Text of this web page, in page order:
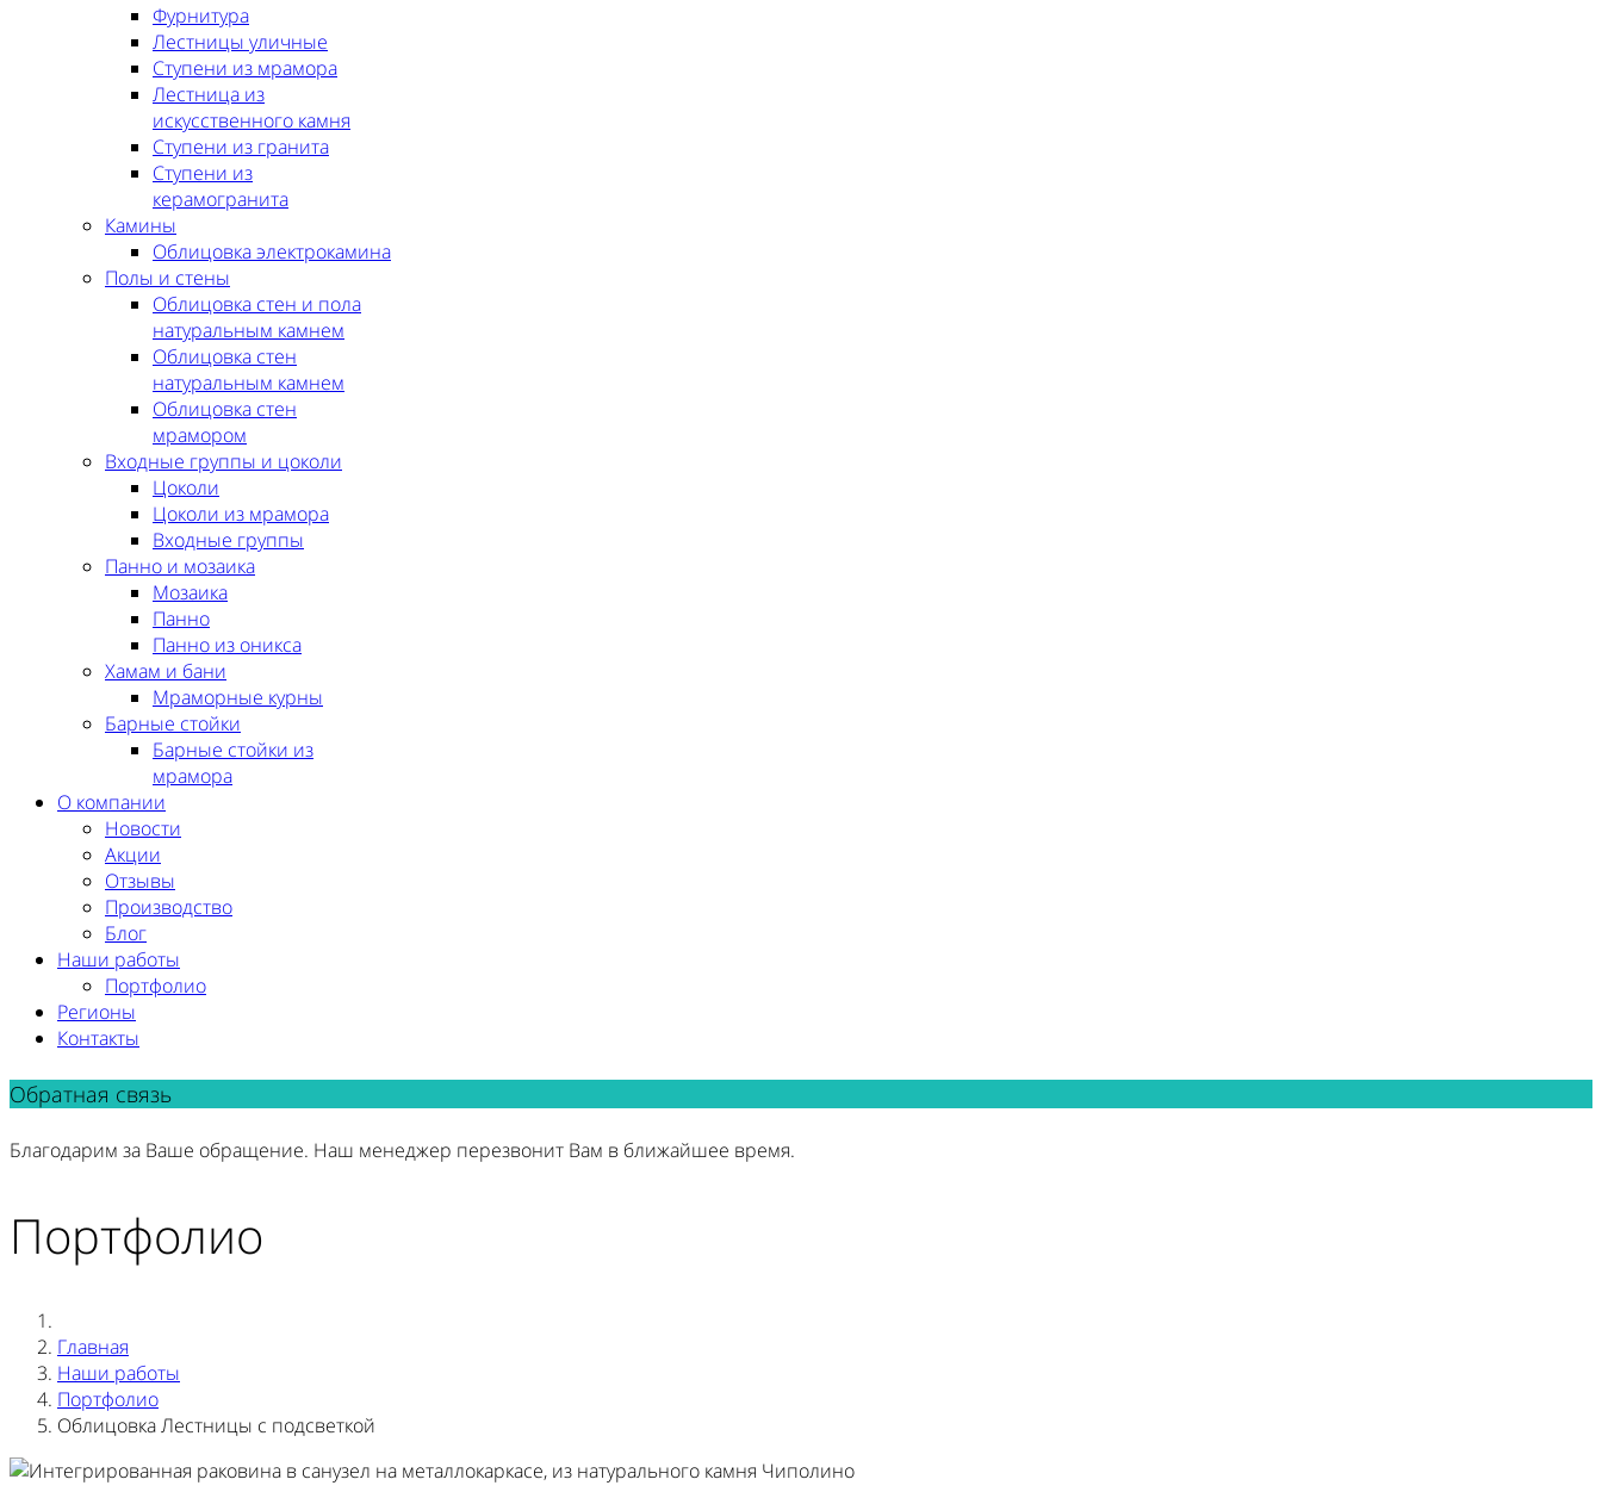
Фурнитура
Лестницы уличные
Ступени из мрамора
Лестница из
искусственного камня
Ступени из гранита
Ступени из
керамогранита
Камины
Облицовка электрокамина
Полы и стены
Облицовка стен и пола
натуральным камнем
Облицовка стен
натуральным камнем
Облицовка стен
мрамором
Входные группы и цоколи
Цоколи
Цоколи из мрамора
Входные группы
Панно и мозаика
Мозаика
Панно
Панно из оникса
Хамам и бани
Мраморные курны
Барные стойки
Барные стойки из
мрамора
О компании
Новости
Акции
Отзывы
Производство
Блог
Наши работы
Портфолио
Регионы
Контакты
Обратная связь
Благодарим за Ваше обращение. Наш менеджер перезвонит Вам в ближайшее время.
Портфолио
Главная
Наши работы
Портфолио
Облицовка Лестницы с подсветкой